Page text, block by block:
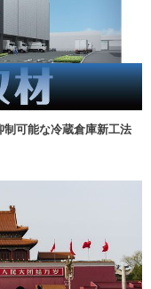
制可能な冷蔵倉庫新工法